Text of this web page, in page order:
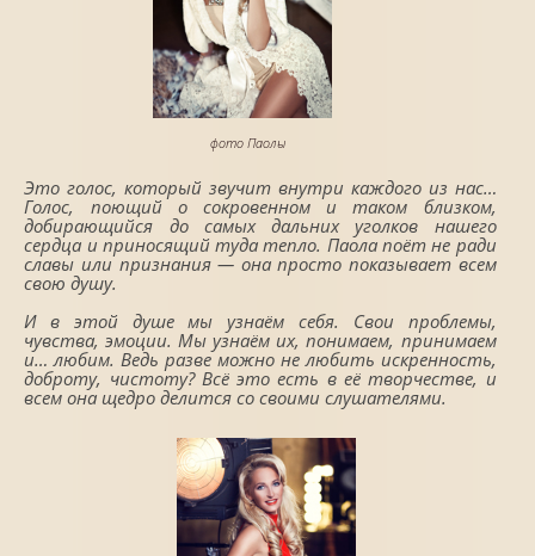
фото Паолы
Это голос, который звучит внутри каждого из нас…
Голос, поющий о сокровенном и таком близком,
добирающийся до самых дальних уголков нашего
сердца и приносящий туда тепло. Паола поёт не ради
славы или признания — она просто показывает всем
свою душу.
И в этой душе мы узнаём себя. Свои проблемы,
чувства, эмоции. Мы узнаём их, понимаем, принимаем
и… любим. Ведь разве можно не любить искренность,
доброту, чистоту? Всё это есть в её творчестве, и
всем она щедро делится со своими слушателями.